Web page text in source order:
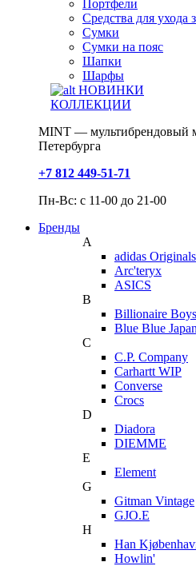
Портфели
Средства для ухода
Сумки
Сумки на пояс
Шапки
Шарфы
НОВИНКИ
КОЛЛЕКЦИИ
MINT — мультибрендовый
Петербурга
+7 812 449-51-71
Пн-Вс: с 11-00 до 21-00
Бренды
A
adidas Originals
Arc'teryx
ASICS
B
Billionaire
Blue Blue Japan
C
C.P. Company
Carhartt WIP
Converse
Crocs
D
Diadora
DIEMME
E
Element
G
Gitman Vintage
GJO.E
H
Han
Howlin'